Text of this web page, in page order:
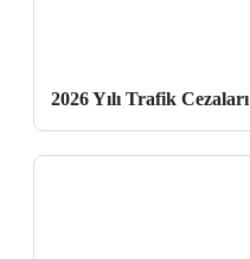
2026 Yılı Trafik Cezaları